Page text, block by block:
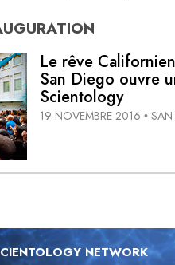
Le rêve
San Diego ouvre
Scientology
19 NOVEMBRE 2016 •
NETWORK